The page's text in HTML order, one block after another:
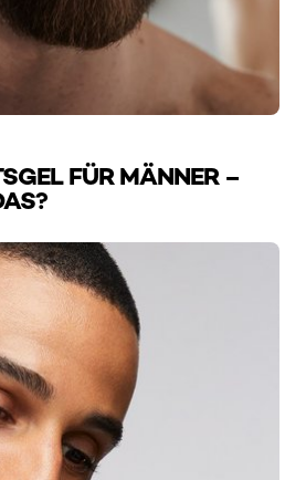
FÜR MÄNNER –